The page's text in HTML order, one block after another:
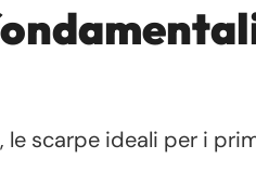
scarpe ideali per i